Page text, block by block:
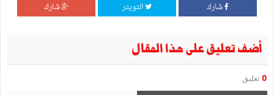
شارك التويتر شارك
أضف تعليق على هذا المقال
0 تعليق